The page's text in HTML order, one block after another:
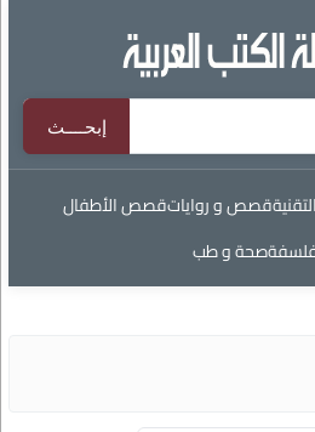
قصص و رواياتقصص الأطفال
صحة و طب